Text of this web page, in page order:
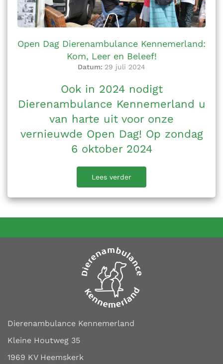
Open Dag Dierenambulance Kennemerland:
Kom, Leer en Beleef!
Datum: 29 juli 2024
Ook in 2024 nodigt
Dierenambulance Kennemerland u
van harte uit voor onze
vernieuwde Open Dag! Op zondag
6 oktober 2024
Lees verder
Dierenambulance Kennemerland
Kleine Houtweg 35
1969 KV Heemskerk